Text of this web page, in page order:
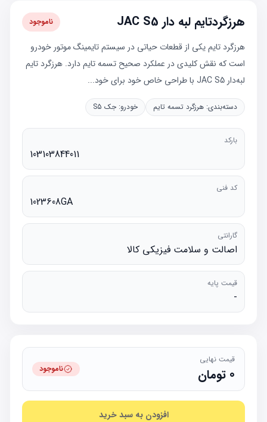
هرزگردتایم لبه دار JAC S5 ناموجود
هرزگرد تایم یکی از قطعات حیاتی در سیستم تایمینگ موتور خودرو
است که نقش کلیدی در عملکرد صحیح تسمه تایم دارد. هرزگرد تایم
لبه‌دار JAC S5 با طراحی خاص خود برای خود...
دسته‌بندی: هرزگرد تسمه تایم خودرو: جک S5
بارکد
103103844011
کد فنی
1023608GA
گارانتی
اصالت و سلامت فیزیکی کالا
قیمت پایه
-
قیمت نهایی
0 تومان ناموجود
افزودن به سبد خرید